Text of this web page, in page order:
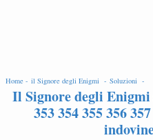
Home - il Signore degli Enigmi - Soluzioni -
Il Signore degli Enigmi
353 354 355 356